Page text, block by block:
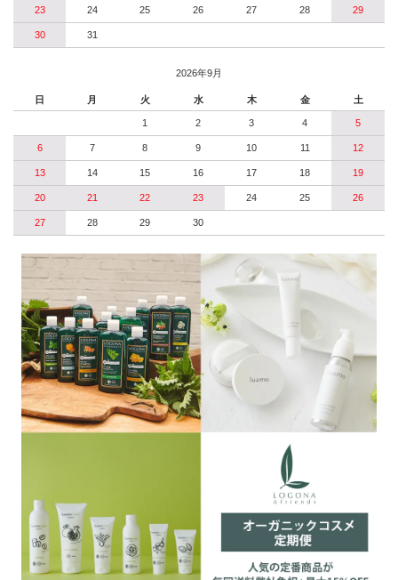
23 24 25 26 27 28 29
30 31
2026年9月
日 月 火 水 木 金 土
1 2 3 4 5
6 7 8 9 10 11 12
13 14 15 16 17 18 19
20 21 22 23 24 25 26
27 28 29 30